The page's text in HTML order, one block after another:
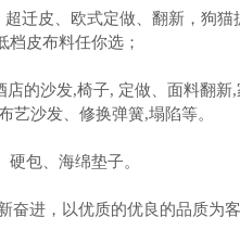
迁皮、欧式定做、翻新，狗
皮布料任你选；
的沙发,椅子, 定做、面料翻新
沙发、修换弹簧,塌陷等。
包、海绵垫子。
奋进，以优质的优良的品质为